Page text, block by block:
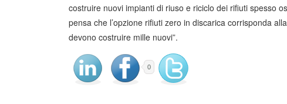
costruire nuovi impianti di riuso e riciclo dei rifiuti spesso
pensa che l’opzione rifiuti zero in discarica corrisponda
devono costruire mille nuovi”.
0